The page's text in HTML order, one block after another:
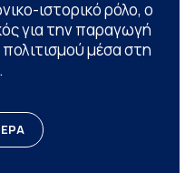
ιστορικό ρόλο, ο
για την παραγωγή
μέσα στη